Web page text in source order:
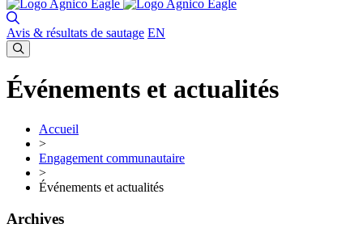
Avis & résultats de sautage EN
Événements et actualités
Accueil
>
Engagement communautaire
>
Événements et actualités
Archives